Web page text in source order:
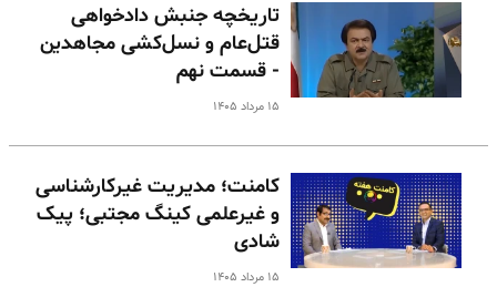
تاریخچه جنبش دادخواهی
قتل‌عام و نسل‌کشی مجاهدین
- قسمت نهم
۱۵ مرداد ۱۴۰۵
کامنت؛ مدیریت غیرکارشناسی
و غیرعلمی کینگ مجتبی؛ پیک
شادی
۱۵ مرداد ۱۴۰۵